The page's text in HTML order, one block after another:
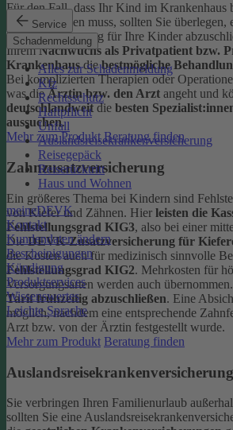
Service
Schadenmeldung
Alles zur Schadenmeldung
Kfz
Rechtsschutz
Haftpflicht
Unfall
Auslandsreisekrankenversicherung
Reisegepäck
Reiserücktritt
Haus und Wohnen
meineDEVK
Kontakt
Kundendaten ändern
Bescheinigungen
Kündigung
Produktservices
Wissenswertes
Leichte Sprache
Für den Fall, dass Ihr Kind im Krankenhaus
operiert werden muss, sollten Sie überlegen,
Zusatzversicherung für Ihre Kinder
IhremNachwuchs als Privatpatient bzw.
Krankenhausdiebestmögliche
Bei komplizierten Therapien oder
was dieÄrztin bzw. den Arzt angeht und
deutschlandweitdie besten
aussuchen.
Mehr zum Produkt Beratung finden
Zahnzusatzversicherung
Ein größeres Thema bei Kindern sind
von Kiefer und Zähnen. Hier leisten die
Fehlstellungsgrad KIG3, also bei einer
DieDEVK-Zusatzversicherung für
die Kosten auch für medizinisch sinnvolle
Fehlstellungsgrad KIG2. Mehrkosten für
Versorgungsarten werden auch übernommen.
Tarif frühzeitig abzuschließen. Eine
möglich, nachdem eine entsprechende
Arzt bzw. von der Ärztin festgestellt wurde.
Mehr zum Produkt Beratung finden
Auslandsreisekrankenversicherung
Sie verbringen Ihren Familienurlaub
sollten Sie eine